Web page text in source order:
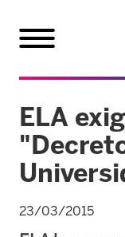
ELA
23/03/2015